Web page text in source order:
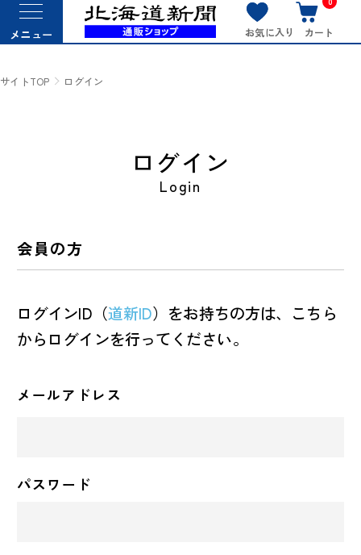
メニュー お気に入り カート
サイトTOP ログイン
ログイン
Login
会員の方
ログインID（道新ID）をお持ちの方は、こちら
からログインを行ってください。
メールアドレス
パスワード